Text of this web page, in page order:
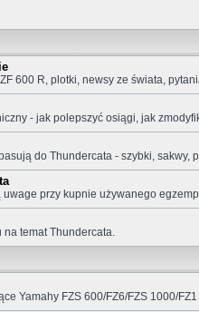
600 R, plotki, newsy ze świata,
- jak polepszyć osiągi, jak
do Thundercata - szybki, sakwy,
uwage przy kupnie używanego
na temat Thundercata.
Yamahy FZS 600/FZ6/FZS 1000/